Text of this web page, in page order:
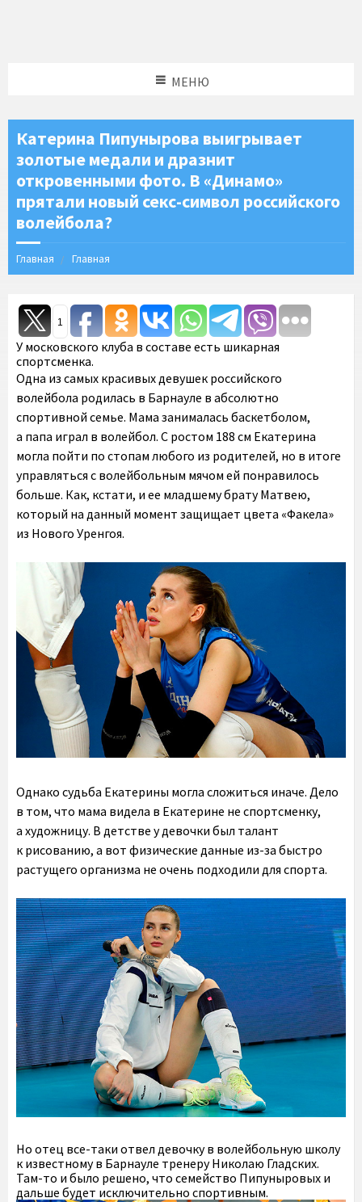
МЕНЮ
Катерина Пипунырова выигрывает
золотые медали и дразнит
откровенными фото. В «Динамо»
прятали новый секс-символ российского
волейбола?
Главная Главная
1
У московского клуба в составе есть шикарная
спортсменка.
Одна из самых красивых девушек российского
волейбола родилась в Барнауле в абсолютно
спортивной семье. Мама занималась баскетболом,
а папа играл в волейбол. C ростом 188 см Екатерина
могла пойти по стопам любого из родителей, но в итоге
управляться с волейбольным мячом ей понравилось
больше. Как, кстати, и ее младшему брату Матвею,
который на данный момент защищает цвета «Факела»
из Нового Уренгоя.
Однако судьба Екатерины могла сложиться иначе. Дело
в том, что мама видела в Екатерине не спортсменку,
а художницу. В детстве у девочки был талант
к рисованию, а вот физические данные из-за быстро
растущего организма не очень подходили для спорта.
Но отец все-таки отвел девочку в волейбольную школу
к известному в Барнауле тренеру Николаю Гладских.
Там-то и было решено, что семейство Пипуныровых и
дальше будет исключительно спортивным.